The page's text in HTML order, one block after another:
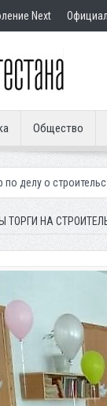
Next
Общество
гостиницы у
ТОРГИ НА